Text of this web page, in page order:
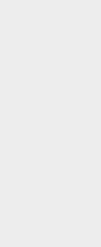
ールドカ
場決定の